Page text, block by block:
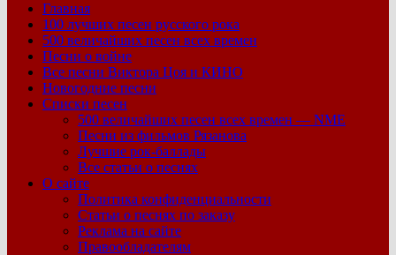
Главная
100 лучших песен русского рока
500 величайших песен всех времен
Песни о войне
Все песни Виктора Цоя и КИНО
Новогодние песни
Списки песен
500 величайших песен всех времен — NME
Песни из фильмов Рязанова
Лучшие рок-баллады
Все статьи о песнях
О сайте
Политика конфиденциальности
Статьи о песнях по заказу
Реклама на сайте
Правообладателям